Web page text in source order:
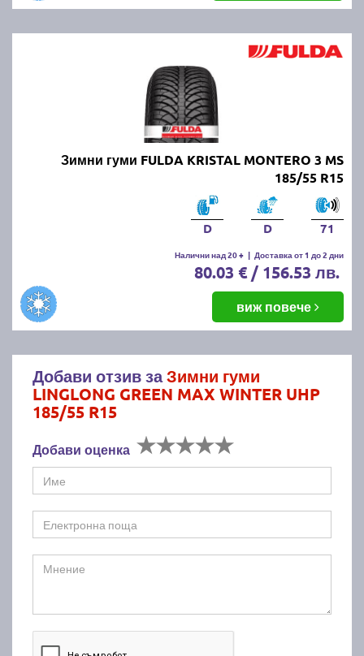
Зимни гуми FULDA KRISTAL MONTERO 3 MS
185/55 R15
D D 71
Налични над 20 + | Доставка от 1 до 2 дни
80.03 € / 156.53 лв.
виж повече
Добави отзив заЗимни гуми
LINGLONG GREEN MAX WINTER UHP
185/55 R15
Добави оценка